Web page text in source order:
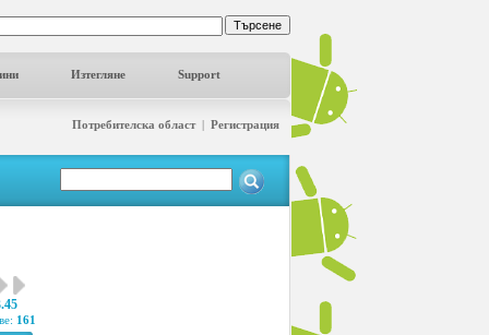
Изтегляне Support
Потребителска област| Регистрация
161